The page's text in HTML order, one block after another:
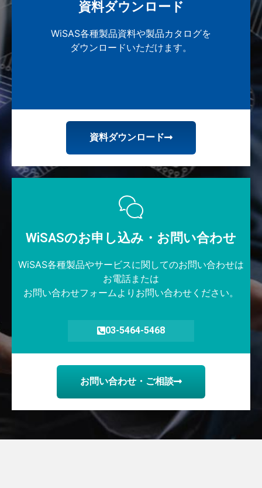
資料ダウンロード
WiSAS各種製品資料や製品カタログを
ダウンロードいただけます。
資料ダウンロード
WiSASのお申し込み・お問い合わせ​
WiSAS各種製品やサービスに関してのお問い合わせは
お電話または
お問い合わせフォームよりお問い合わせください。
03-5464-5468
お問い合わせ・ご相談